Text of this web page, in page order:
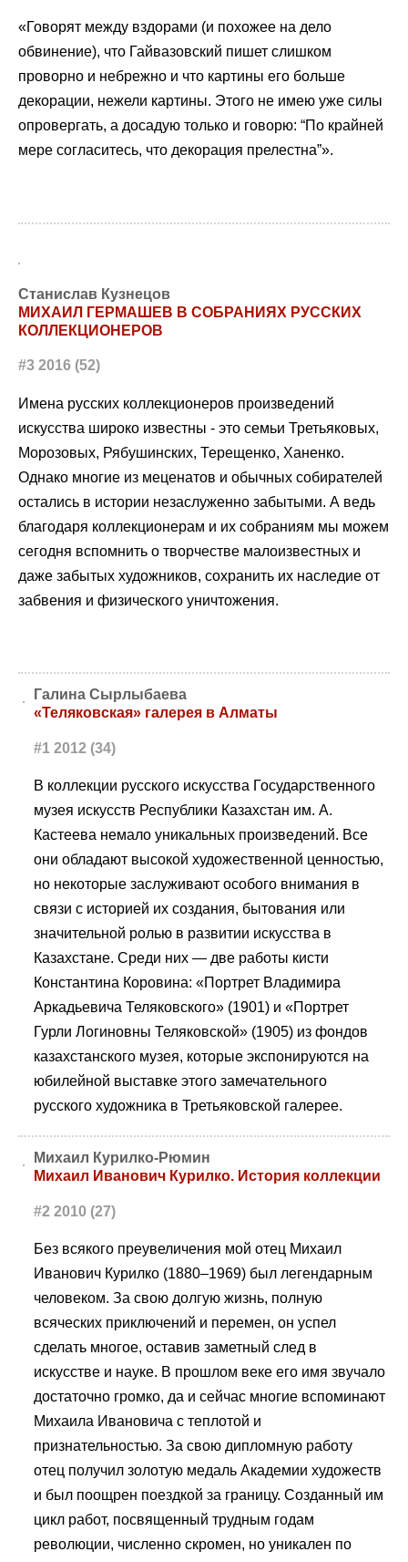
«Говорят между вздорами (и похожее на дело
обвинение), что Гайвазовский пишет слишком
проворно и небрежно и что картины его больше
декорации, нежели картины. Этого не имею уже силы
опровергать, а досадую только и говорю: “По крайней
мере согласитесь, что декорация прелестна”».
Станислав Кузнецов
МИХАИЛ ГЕРМАШЕВ В СОБРАНИЯХ РУССКИХ
КОЛЛЕКЦИОНЕРОВ
#3 2016 (52)
Имена русских коллекционеров произведений
искусства широко известны - это семьи Третьяковых,
Морозовых, Рябушинских, Терещенко, Ханенко.
Однако многие из меценатов и обычных собирателей
остались в истории незаслуженно забытыми. А ведь
благодаря коллекционерам и их собраниям мы можем
сегодня вспомнить о творчестве малоизвестных и
даже забытых художников, сохранить их наследие от
забвения и физического уничтожения.
Галина Сырлыбаева
«Теляковская» галерея в Алматы
#1 2012 (34)
В коллекции русского искусства Государственного
музея искусств Республики Казахстан им. А.
Кастеева немало уникальных произведений. Все
они обладают высокой художественной ценностью,
но некоторые заслуживают особого внимания в
связи с историей их создания, бытования или
значительной ролью в развитии искусства в
Казахстане. Среди них — две работы кисти
Константина Коровина: «Портрет Владимира
Аркадьевича Теляковского» (1901) и «Портрет
Гурли Логиновны Теляковской» (1905) из фондов
казахстанского музея, которые экспонируются на
юбилейной выставке этого замечательного
русского художника в Третьяковской галерее.
Михаил Курилко-Рюмин
Михаил Иванович Курилко. История коллекции
#2 2010 (27)
Без всякого преувеличения мой отец Михаил
Иванович Курилко (1880–1969) был легендарным
человеком. За свою долгую жизнь, полную
всяческих приключений и перемен, он успел
сделать многое, оставив заметный след в
искусстве и науке. В прошлом веке его имя звучало
достаточно громко, да и сейчас многие вспоминают
Михаила Ивановича с теплотой и
признательностью. За свою дипломную работу
отец получил золотую медаль Академии художеств
и был поощрен поездкой за границу. Созданный им
цикл работ, посвященный трудным годам
революции, численно скромен, но уникален по